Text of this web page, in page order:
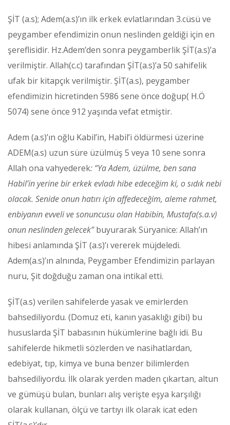
ŞİT (a.s); Adem(a.s)’ın ilk erkek evlatlarından 3.cüsü ve
peygamber efendimizin onun neslinden geldiği için en
şereflisidir. Hz.Adem’den sonra peygamberlik ŞİT(a.s)’a
verilmiştir. Allah(c.c) tarafından ŞİT(a.s)’a 50 sahifelik
ufak bir kitapçık verilmiştir. ŞİT(a.s), peygamber
efendimizin hicretinden 5986 sene önce doğup( H.Ö
5074) sene önce 912 yaşında vefat etmiştir.
Adem (a.s)’ın oğlu Kabil’in, Habil’i öldürmesi üzerine
ADEM(a.s) uzun süre üzülmüş 5 veya 10 sene sonra
Allah ona vahyederek: “Ya Adem, üzülme, ben sana
Habil’in yerine bir erkek evladı hibe edeceğim ki, o sıdık nebi
olacak. Senide onun hatırı için affedeceğim, aleme rahmet,
enbiyanın evveli ve sonuncusu olan Habibin, Mustafa(s.a.v)
onun neslinden gelecek”buyurarak Süryanice: Allah’ın
hibesi anlamında ŞİT (a.s)’ı vererek müjdeledi.
Adem(a.s)’ın alnında, Peygamber Efendimizin parlayan
nuru, Şit doğduğu zaman ona intikal etti.
ŞİT(a.s) verilen sahifelerde yasak ve emirlerden
bahsediliyordu. (Domuz eti, kanın yasaklığı gibi) bu
hususlarda ŞİT babasının hükümlerine bağlı idi. Bu
sahifelerde hikmetli sözlerden ve nasihatlardan,
edebiyat, tıp, kimya ve buna benzer bilimlerden
bahsediliyordu. İlk olarak yerden maden çıkartan, altun
ve gümüşü bulan, bunları alış verişte eşya karşılığı
olarak kullanan, ölçü ve tartıyı ilk olarak icat eden